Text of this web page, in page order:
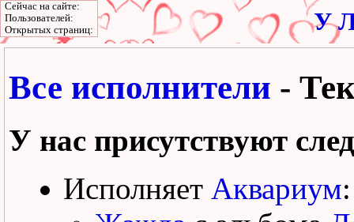
У
Все исполнители -
У нас присутствуют
Исполняет Аквариум:
Сейчас на сайте:
Пользователей:
Открытых страниц: